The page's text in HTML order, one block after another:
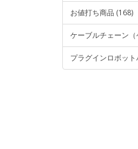
お値打ち商品 (168)
ケーブルチェーン
プラグインロボッ